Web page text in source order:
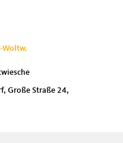
Woltw.
Große Straße 24,